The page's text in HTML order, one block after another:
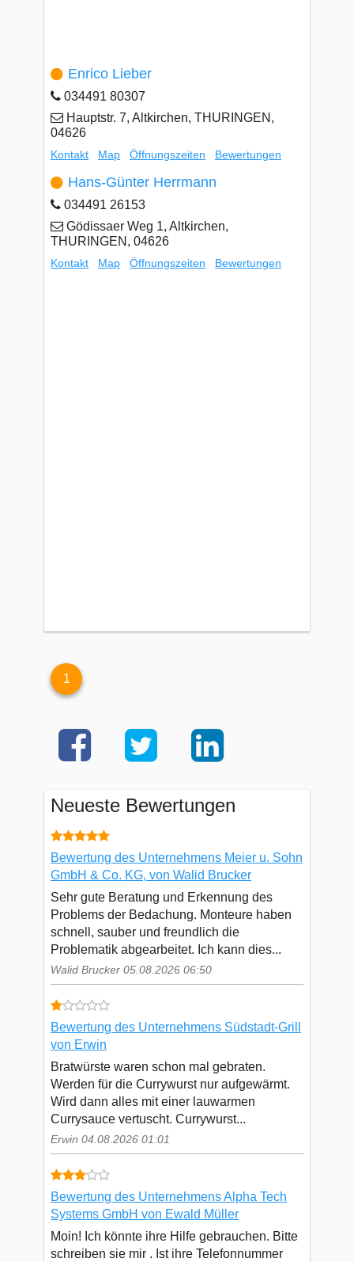
Enrico Lieber
034491 80307
Hauptstr. 7, Altkirchen, THURINGEN,
04626
Kontakt Map Öffnungszeiten Bewertungen
Hans-Günter Herrmann
034491 26153
Gödissaer Weg 1, Altkirchen,
THURINGEN, 04626
Kontakt Map Öffnungszeiten Bewertungen
1
Neueste Bewertungen
Bewertung des Unternehmens Meier u. Sohn
GmbH & Co. KG, von Walid Brucker
Sehr gute Beratung und Erkennung des
Problems der Bedachung. Monteure haben
schnell, sauber und freundlich die
Problematik abgearbeitet. Ich kann dies...
Walid Brucker 05.08.2026 06:50
Bewertung des Unternehmens Südstadt-Grill
von Erwin
Bratwürste waren schon mal gebraten.
Werden für die Currywurst nur aufgewärmt.
Wird dann alles mit einer lauwarmen
Currysauce vertuscht. Currywurst...
Erwin 04.08.2026 01:01
Bewertung des Unternehmens Alpha Tech
Systems GmbH von Ewald Müller
Moin! Ich könnte ihre Hilfe gebrauchen. Bitte
schreiben sie mir . Ist ihre Telefonnummer